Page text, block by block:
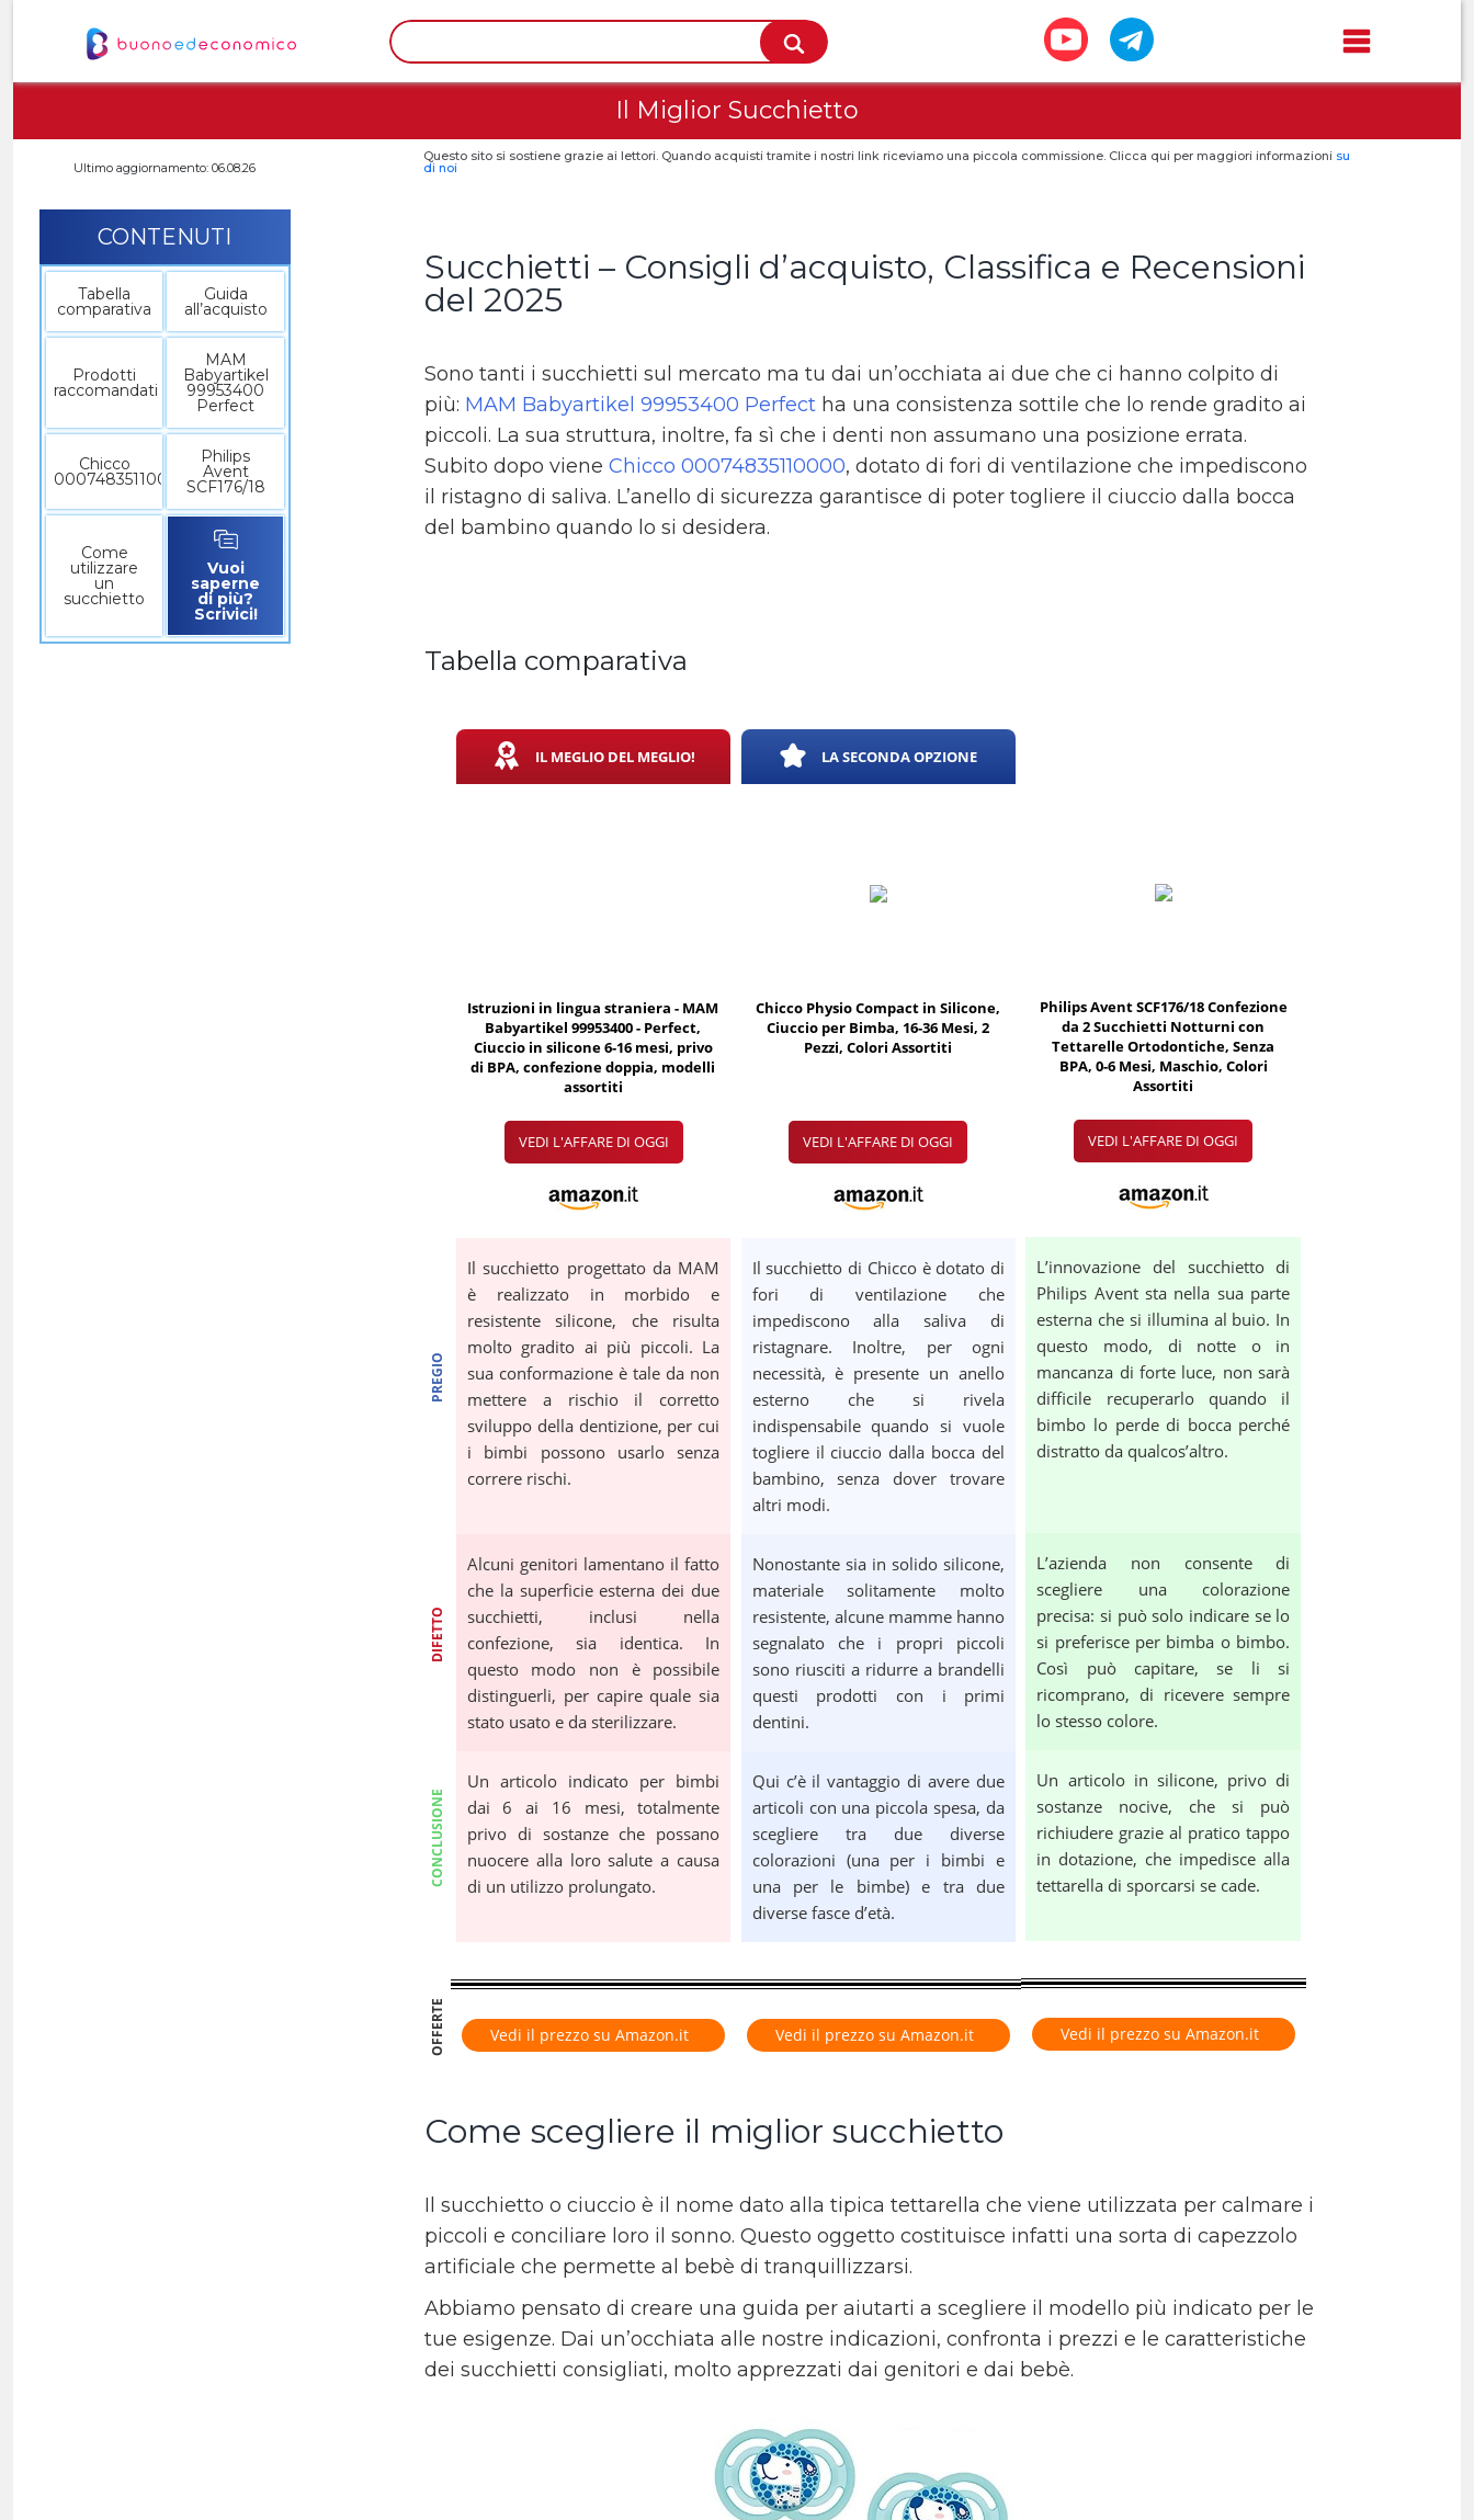
Il Miglior Succhietto
Ultimo aggiornamento: 06.08.26
Questo sito si sostiene grazie ai lettori. Quando acquisti tramite i nostri link riceviamo una piccola commissione. Clicca qui per maggiori informazioni su
di noi
CONTENUTI
Tabella
comparativa
Guida
all’acquisto
Prodotti
raccomandati
MAM
Babyartikel
99953400
Perfect
Chicco
00074835110000
Philips
Avent
SCF176/18
Come
utilizzare
un
succhietto
Vuoi
saperne
di più?
Scrivici!
Succhietti – Consigli d’acquisto, Classifica e Recensioni
del 2025
Sono tanti i succhietti sul mercato ma tu dai un’occhiata ai due che ci hanno colpito di
più: MAM Babyartikel 99953400 Perfectha una consistenza sottile che lo rende gradito ai
piccoli. La sua struttura, inoltre, fa sì che i denti non assumano una posizione errata.
Subito dopo viene Chicco 00074835110000, dotato di fori di ventilazione che impediscono
il ristagno di saliva. L’anello di sicurezza garantisce di poter togliere il ciuccio dalla bocca
del bambino quando lo si desidera.
Tabella comparativa
PREGIO
DIFETTO
CONCLUSIONE
OFFERTE
IL MEGLIO DEL MEGLIO!
Istruzioni in lingua straniera - MAM
Babyartikel 99953400 - Perfect,
Ciuccio in silicone 6-16 mesi, privo
di BPA, confezione doppia, modelli
assortiti
VEDI L'AFFARE DI OGGI
Il succhietto progettato da MAM
è realizzato in morbido e
resistente silicone, che risulta
molto gradito ai più piccoli. La
sua conformazione è tale da non
mettere a rischio il corretto
sviluppo della dentizione, per cui
i bimbi possono usarlo senza
correre rischi.
Alcuni genitori lamentano il fatto
che la superficie esterna dei due
succhietti, inclusi nella
confezione, sia identica. In
questo modo non è possibile
distinguerli, per capire quale sia
stato usato e da sterilizzare.
Un articolo indicato per bimbi
dai 6 ai 16 mesi, totalmente
privo di sostanze che possano
nuocere alla loro salute a causa
di un utilizzo prolungato.
Vedi il prezzo su Amazon.it
LA SECONDA OPZIONE
Chicco Physio Compact in Silicone,
Ciuccio per Bimba, 16-36 Mesi, 2
Pezzi, Colori Assortiti
VEDI L'AFFARE DI OGGI
Il succhietto di Chicco è dotato di
fori di ventilazione che
impediscono alla saliva di
ristagnare. Inoltre, per ogni
necessità, è presente un anello
esterno che si rivela
indispensabile quando si vuole
togliere il ciuccio dalla bocca del
bambino, senza dover trovare
altri modi.
Nonostante sia in solido silicone,
materiale solitamente molto
resistente, alcune mamme hanno
segnalato che i propri piccoli
sono riusciti a ridurre a brandelli
questi prodotti con i primi
dentini.
Qui c’è il vantaggio di avere due
articoli con una piccola spesa, da
scegliere tra due diverse
colorazioni (una per i bimbi e
una per le bimbe) e tra due
diverse fasce d’età.
Vedi il prezzo su Amazon.it
Philips Avent SCF176/18 Confezione
da 2 Succhietti Notturni con
Tettarelle Ortodontiche, Senza
BPA, 0-6 Mesi, Maschio, Colori
Assortiti
VEDI L'AFFARE DI OGGI
L’innovazione del succhietto di
Philips Avent sta nella sua parte
esterna che si illumina al buio. In
questo modo, di notte o in
mancanza di forte luce, non sarà
difficile recuperarlo quando il
bimbo lo perde di bocca perché
distratto da qualcos’altro.
L’azienda non consente di
scegliere una colorazione
precisa: si può solo indicare se lo
si preferisce per bimba o bimbo.
Così può capitare, se li si
ricomprano, di ricevere sempre
lo stesso colore.
Un articolo in silicone, privo di
sostanze nocive, che si può
richiudere grazie al pratico tappo
in dotazione, che impedisce alla
tettarella di sporcarsi se cade.
Vedi il prezzo su Amazon.it
Come scegliere il miglior succhietto
Il succhietto o ciuccio è il nome dato alla tipica tettarella che viene utilizzata per calmare i
piccoli e conciliare loro il sonno. Questo oggetto costituisce infatti una sorta di capezzolo
artificiale che permette al bebè di tranquillizzarsi.
Abbiamo pensato di creare una guida per aiutarti a scegliere il modello più indicato per le
tue esigenze. Dai un’occhiata alle nostre indicazioni, confronta i prezzi e le caratteristiche
dei succhietti consigliati, molto apprezzati dai genitori e dai bebè.